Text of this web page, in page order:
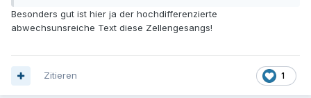
Besonders gut ist hier ja der hochdifferenzierte
abwechsunsreiche Text diese Zellengesangs!
1
Zitieren